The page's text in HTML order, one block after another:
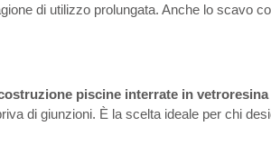
di utilizzo prolungata. Anche lo scavo
piscine interrate in vetroresina
di giunzioni. È la scelta ideale per chi